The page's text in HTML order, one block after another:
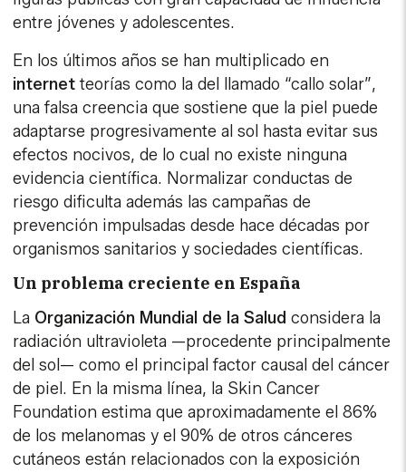
entre jóvenes y adolescentes.
En los últimos años se han multiplicado en
internetteorías como la del llamado “callo solar”,
una falsa creencia que sostiene que la piel puede
adaptarse progresivamente al sol hasta evitar sus
efectos nocivos, de lo cual no existe ninguna
evidencia científica. Normalizar conductas de
riesgo dificulta además las campañas de
prevención impulsadas desde hace décadas por
organismos sanitarios y sociedades científicas.
Un problema creciente en España
La Organización Mundial de la Saludconsidera la
radiación ultravioleta —procedente principalmente
del sol— como el principal factor causal del cáncer
de piel. En la misma línea, la Skin Cancer
Foundation estima que aproximadamente el 86%
de los melanomas y el 90% de otros cánceres
cutáneos están relacionados con la exposición